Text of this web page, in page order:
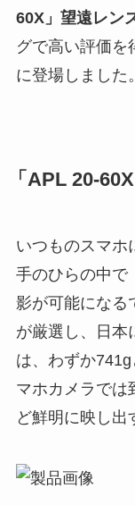
60X」望遠レン
グで高い評価を
に登場しました。
「APL 20-
いつものスマホ
手のひらの中で
影が可能になる
が厳選し、日本
は、わずか
マホカメラでは
ど鮮明に映し出